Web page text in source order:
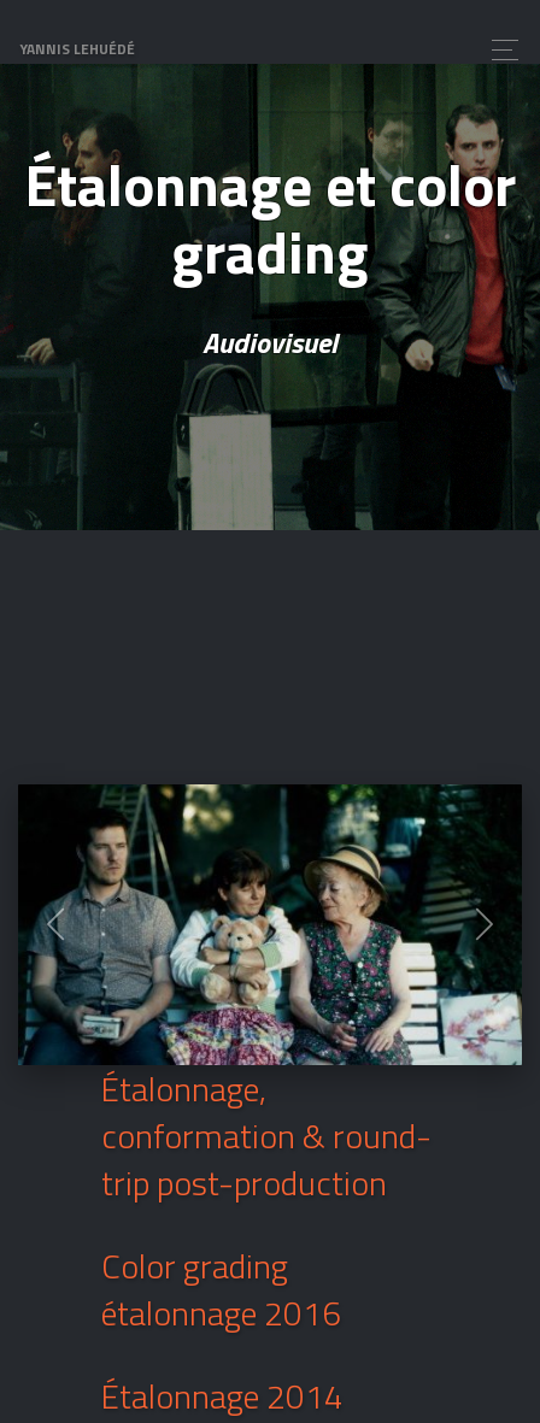
YANNIS LEHUÉDÉ
Étalonnage et color
grading
Audiovisuel
Étalonnage,
conformation & round-
trip post-production
Color grading
étalonnage 2016
Étalonnage 2014